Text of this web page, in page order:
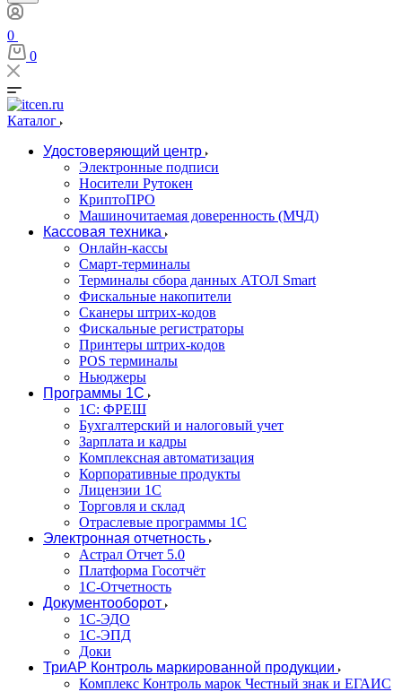
0
0
Каталог
Удостоверяющий центр
Электронные подписи
Носители Рутокен
КриптоПРО
Машиночитаемая доверенность (МЧД)
Кассовая техника
Онлайн-кассы
Смарт-терминалы
Терминалы сбора данных АТОЛ Smart
Фискальные накопители
Сканеры штрих-кодов
Фискальные регистраторы
Принтеры штрих-кодов
POS терминалы
Ньюджеры
Программы 1С
1C: ФРЕШ
Бухгалтерский и налоговый учет
Зарплата и кадры
Комплексная автоматизация
Корпоративные продукты
Лицензии 1С
Торговля и склад
Отраслевые программы 1С
Электронная отчетность
Астрал Отчет 5.0
Платформа Госотчёт
1С-Отчетность
Документооборот
1С-ЭДО
1С-ЭПД
Доки
ТриАР Контроль маркированной продукции
Комплекс Контроль марок Честный знак и ЕГАИС